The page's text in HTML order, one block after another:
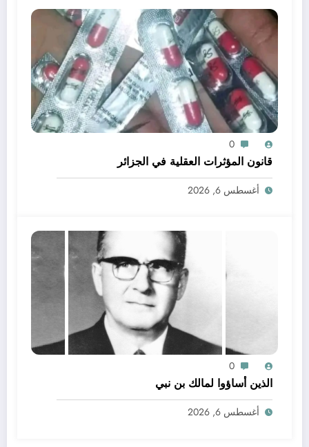
0
قانون المؤثرات العقلية في الجزائر
أغسطس 6, 2026
0
الذين أساؤوا لمالك بن نبي
أغسطس 6, 2026